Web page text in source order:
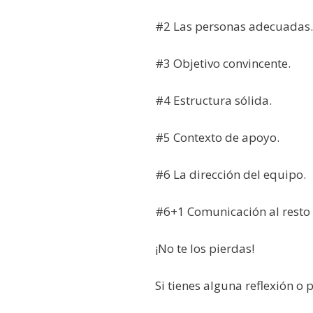
#2 Las personas adecuadas.
#3 Objetivo convincente.
#4 Estructura sólida.
#5 Contexto de apoyo.
#6 La dirección del equipo.
#6+1 Comunicación al
¡No te los pierdas!
Si tienes alguna reflexión o